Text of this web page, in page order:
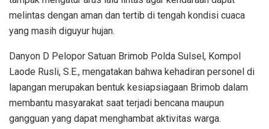
melintas dengan aman dan tertib di tengah kondisi cuaca
yang masih diguyur hujan.
Danyon D Pelopor Satuan Brimob Polda Sulsel, Kompol
Laode Rusli, S.E., mengatakan bahwa kehadiran personel di
lapangan merupakan bentuk kesiapsiagaan Brimob dalam
membantu masyarakat saat terjadi bencana maupun
gangguan yang dapat menghambat aktivitas warga.